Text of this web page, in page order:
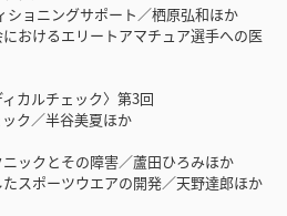
ョニングサポート／栖原弘和ほか
おけるエリートアマチュア選手への医
カルチェック〉第3回
ク／半谷美夏ほか
ックとその障害／蘆田ひろみほか
スポーツウエアの開発／天野達郎ほか